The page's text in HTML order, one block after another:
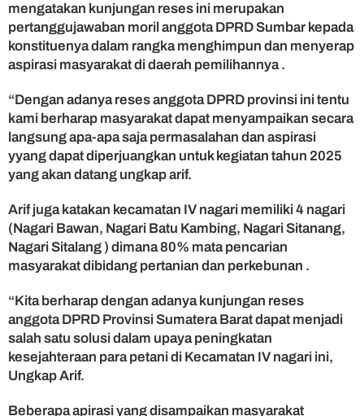
mengatakan kunjungan reses ini merupakan
pertanggujawaban moril anggota DPRD Sumbar kepada
konstituenya dalam rangka menghimpun dan menyerap
aspirasi masyarakat di daerah pemilihannya .
“Dengan adanya reses anggota DPRD provinsi ini tentu
kami berharap masyarakat dapat menyampaikan secara
langsung apa-apa saja permasalahan dan aspirasi
yyang dapat diperjuangkan untuk kegiatan tahun 2025
yang akan datang ungkap arif.
Arif juga katakan kecamatan IV nagari memiliki 4 nagari
(Nagari Bawan, Nagari Batu Kambing, Nagari Sitanang,
Nagari Sitalang ) dimana 80% mata pencarian
masyarakat dibidang pertanian dan perkebunan .
“Kita berharap dengan adanya kunjungan reses
anggota DPRD Provinsi Sumatera Barat dapat menjadi
salah satu solusi dalam upaya peningkatan
kesejahteraan para petani di Kecamatan IV nagari ini,
Ungkap Arif.
Beberapa apirasi yang disampaikan masyarakat